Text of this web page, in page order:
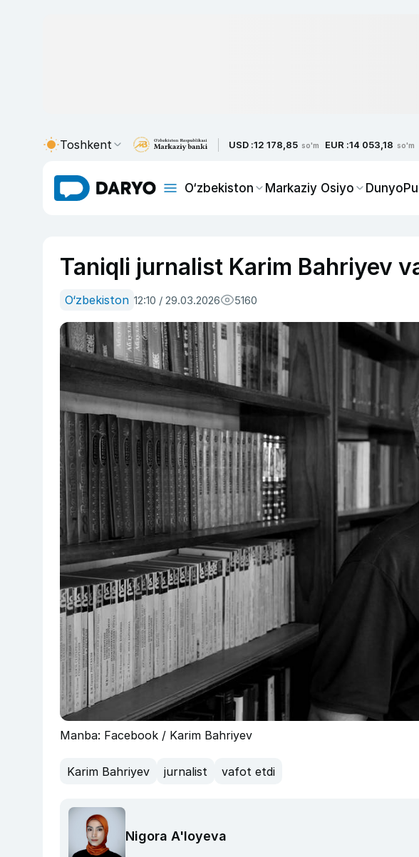
Toshkent USD :12 178,85 so'm EUR :14 053,18 so'm
O‘zbekiston Markaziy Osiyo Dunyo
Taniqli jurnalist Karim Bahriyev
O‘zbekiston 12:10 / 29.03.2026 5160
Manba: Facebook / Karim Bahriyev
Karim Bahriyev jurnalist vafot etdi
Nigora A'loyeva